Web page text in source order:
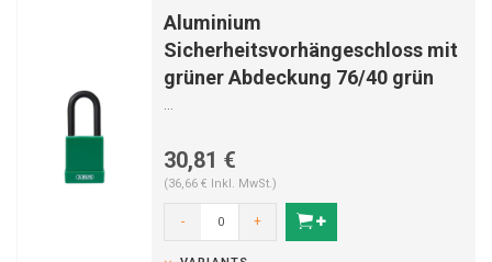
Aluminium
Sicherheitsvorhängeschloss mit
grüner Abdeckung 76/40 grün
...
30,81 €
(36,66 € Inkl. MwSt.)
- +